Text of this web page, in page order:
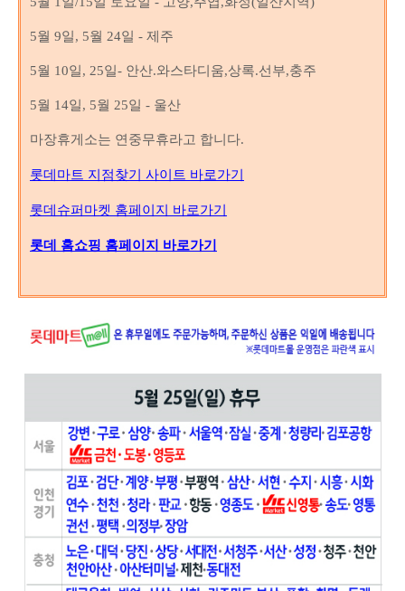
5월 9일, 5월 24일 - 제주
5월 10일, 25일- 안산.와스타디움,상록.선부,충주
5월 14일, 5월 25일 - 울산
마장휴게소는 연중무휴라고 합니다.
롯데마트 지점찾기 사이트 바로가기
롯데슈퍼마켓 홈페이지 바로가기
롯데 홈쇼핑 홈페이지 바로가기